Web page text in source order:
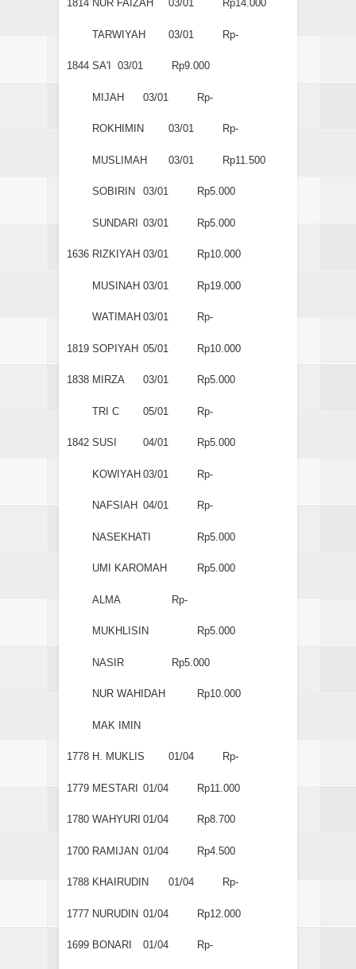
1814 NUR FAIZAH 03/01 Rp14.000
TARWIYAH 03/01 Rp-
1844 SA'I 03/01 Rp9.000
MIJAH 03/01 Rp-
ROKHIMIN 03/01 Rp-
MUSLIMAH 03/01 Rp11.500
SOBIRIN 03/01 Rp5.000
SUNDARI 03/01 Rp5.000
1636 RIZKIYAH 03/01 Rp10.000
MUSINAH 03/01 Rp19.000
WATIMAH 03/01 Rp-
1819 SOPIYAH 05/01 Rp10.000
1838 MIRZA 03/01 Rp5.000
TRI C 05/01 Rp-
1842 SUSI 04/01 Rp5.000
KOWIYAH 03/01 Rp-
NAFSIAH 04/01 Rp-
NASEKHATI Rp5.000
UMI KAROMAH Rp5.000
ALMA Rp-
MUKHLISIN Rp5.000
NASIR Rp5.000
NUR WAHIDAH Rp10.000
MAK IMIN
1778 H. MUKLIS 01/04 Rp-
1779 MESTARI 01/04 Rp11.000
1780 WAHYURI 01/04 Rp8.700
1700 RAMIJAN 01/04 Rp4.500
1788 KHAIRUDIN 01/04 Rp-
1777 NURUDIN 01/04 Rp12.000
1699 BONARI 01/04 Rp-